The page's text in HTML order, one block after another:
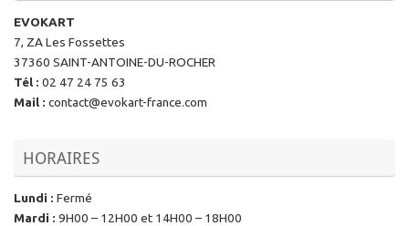
EVOKART
7, ZA Les Fossettes
37360 SAINT-ANTOINE-DU-ROCHER
Tél : 02 47 24 75 63
Mail : contact@evokart-france.com
HORAIRES
Lundi : Fermé
Mardi : 9H00 – 12H00 et 14H00 – 18H00